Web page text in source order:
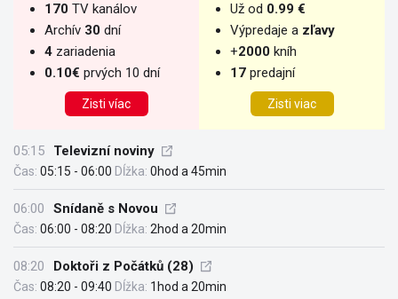
170 TV kanálov
Archív 30 dní
4 zariadenia
0.10€ prvých 10 dní
Zisti víac
Už od 0.99 €
Výpredaje a zľavy
+2000 kníh
17 predajní
Zisti viac
05:15 Televizní noviny
Čas: 05:15 - 06:00 Dĺžka: 0hod a 45min
06:00 Snídaně s Novou
Čas: 06:00 - 08:20 Dĺžka: 2hod a 20min
08:20 Doktoři z Počátků (28)
Čas: 08:20 - 09:40 Dĺžka: 1hod a 20min